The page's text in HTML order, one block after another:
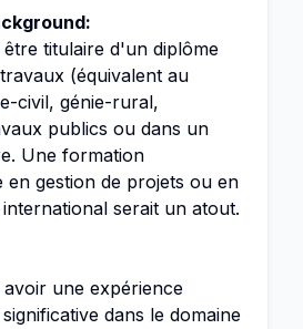
être titulaire d'un diplôme
(équivalent au
civil, génie-rural,
publics ou dans un
Une formation
en gestion de projets ou en
serait un atout.
avoir une expérience
dans le domaine